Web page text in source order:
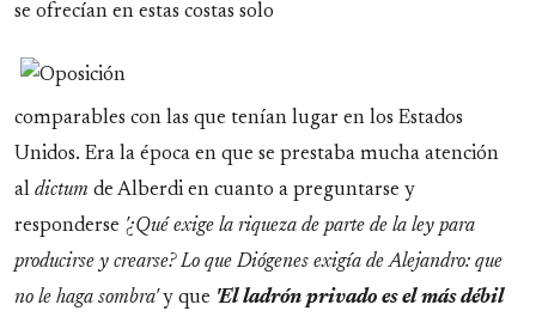
se ofrecían en estas costas solo
comparables con las que tenían lugar en los Estados
Unidos. Era la época en que se prestaba mucha atención
al dictum de Alberdi en cuanto a preguntarse y
responderse '¿Qué exige la riqueza de parte de la ley para
producirse y crearse? Lo que Diógenes exigía de Alejandro: que
no le haga sombra'y que 'El ladrón privado es el más débil